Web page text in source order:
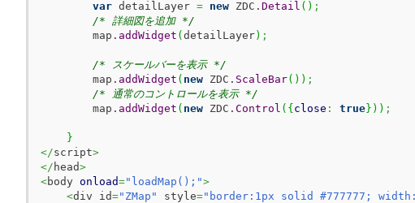
var detailLayer = new ZDC. Detail ( ) ;
/* 詳細図を追加 */
        map.
addWidget ( detailLayer) ;
/* スケールバーを表示 */
        map.
addWidget ( new ZDC. ScaleBar( ) ) ;
/* 通常のコントロールを表示 */
        map.
addWidget ( new ZDC. Control ( { close : true} ) ) ;
}
</script>
</ head>
<body onload="loadMap();">
<div id="ZMap" style="border:1px solid #777777;